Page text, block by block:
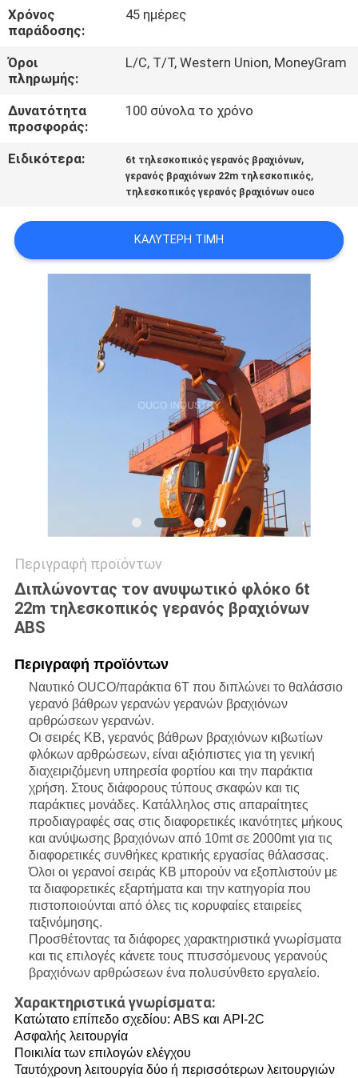
ΈΛΕΓΧΟΣ
ΠΟΙΌΤΗΤΑΣ
ΕΙΔΉΣΕΙΣ
ΥΠΟΘΈΣΕΙΣ
US
SITEMAP
ΠΟΛΙΤΙΚΉ
ΑΠΟΡΡΉΤΟΥ
Χρόνος
παράδοσης:
45 ημέρες
Όροι
πληρωμής:
L/C, T/T, Western Union, MoneyGram
Δυνατότητα
προσφοράς:
100 σύνολα το χρόνο
Ειδικότερα: 6t τηλεσκοπικός γερανός βραχιόνων,
γερανός βραχιόνων 22m τηλεσκοπικός,
τηλεσκοπικός γερανός βραχιόνων ouco
ΚΑΛΎΤΕΡΗ ΤΙΜΉ
Περιγραφή προϊόντων
Διπλώνοντας τον ανυψωτικό φλόκο 6t
22m τηλεσκοπικός γερανός βραχιόνων
ABS
Περιγραφή προϊόντων
Ναυτικό OUCO/παράκτια 6T που διπλώνει το θαλάσσιο
γερανό βάθρων γερανών γερανών βραχιόνων
αρθρώσεων γερανών.
Οι σειρές KB, γερανός βάθρων βραχιόνων κιβωτίων
φλόκων αρθρώσεων, είναι αξιόπιστες για τη γενική
διαχειριζόμενη υπηρεσία φορτίου και την παράκτια
χρήση. Στους διάφορους τύπους σκαφών και τις
παράκτιες μονάδες. Κατάλληλος στις απαραίτητες
προδιαγραφές σας στις διαφορετικές ικανότητες μήκους
και ανύψωσης βραχιόνων από 10mt σε 2000mt για τις
διαφορετικές συνθήκες κρατικής εργασίας θάλασσας.
Όλοι οι γερανοί σειράς KB μπορούν να εξοπλιστούν με
τα διαφορετικές εξαρτήματα και την κατηγορία που
πιστοποιούνται από όλες τις κορυφαίες εταιρείες
ταξινόμησης.
Προσθέτοντας τα διάφορες χαρακτηριστικά γνωρίσματα
και τις επιλογές κάνετε τους πτυσσόμενους γερανούς
βραχιόνων αρθρώσεων ένα πολυσύνθετο εργαλείο.
Χαρακτηριστικά γνωρίσματα:
Κατώτατο επίπεδο σχεδίου: ABS και API-2C
Ασφαλής λειτουργία
Ποικιλία των επιλογών ελέγχου
Ταυτόχρονη λειτουργία δύο ή περισσότερων λειτουργιών